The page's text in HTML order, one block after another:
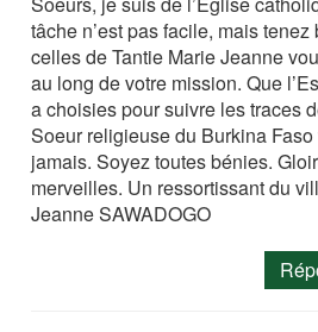
tâche n’est pas facile, mais
celles de Tantie Marie Jeanne
au long de votre mission. Que
a choisies pour suivre les traces
Soeur religieuse du Burkina
jamais. Soyez toutes bénies.
merveilles. Un ressortissant du
Jeanne SAWADOGO